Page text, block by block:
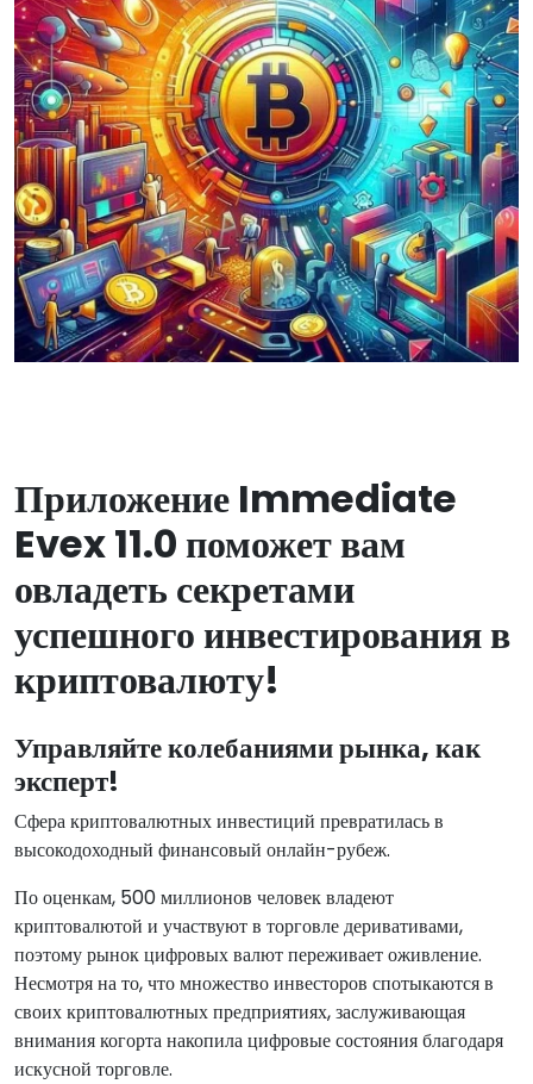
Приложение Immediate
Evex 11.0 поможет вам
овладеть секретами
успешного инвестирования в
криптовалюту!
Управляйте колебаниями рынка, как
эксперт!
Сфера криптовалютных инвестиций превратилась в
высокодоходный финансовый онлайн-рубеж.
По оценкам, 500 миллионов человек владеют
криптовалютой и участвуют в торговле деривативами,
поэтому рынок цифровых валют переживает оживление.
Несмотря на то, что множество инвесторов спотыкаются в
своих криптовалютных предприятиях, заслуживающая
внимания когорта накопила цифровые состояния благодаря
искусной торговле.